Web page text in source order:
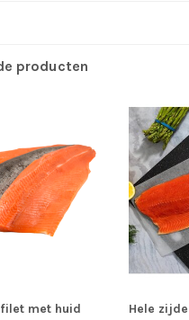
producten
met huid
Hele